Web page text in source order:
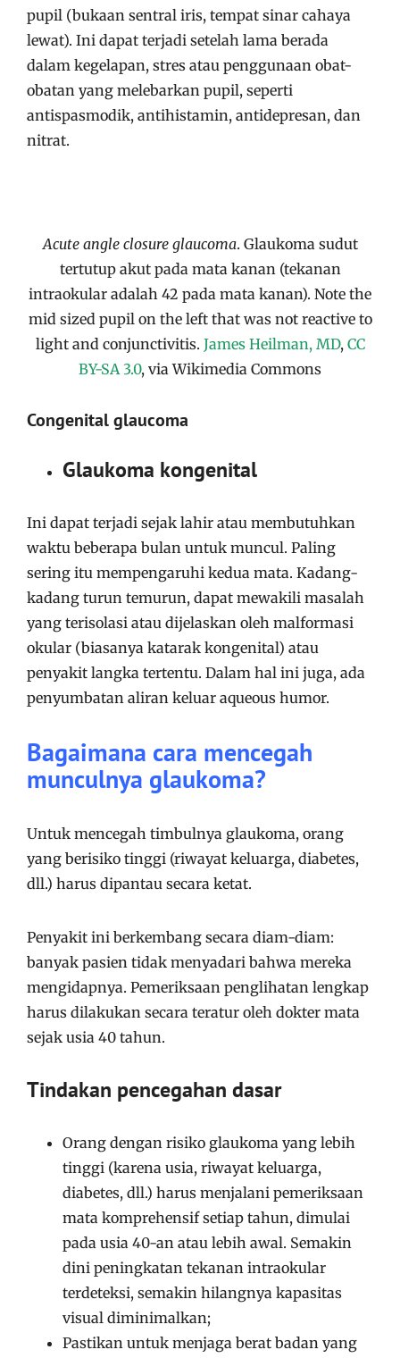
pupil (bukaan sentral iris, tempat sinar cahaya
lewat). Ini dapat terjadi setelah lama berada
dalam kegelapan, stres atau penggunaan obat-
obatan yang melebarkan pupil, seperti
antispasmodik, antihistamin, antidepresan, dan
nitrat.
Acute angle closure glaucoma. Glaukoma sudut
tertutup akut pada mata kanan (tekanan
intraokular adalah 42 pada mata kanan). Note the
mid sized pupil on the left that was not reactive to
light and conjunctivitis. James Heilman, MD, CC
BY-SA 3.0, via Wikimedia Commons
Congenital glaucoma
Glaukoma kongenital
Ini dapat terjadi sejak lahir atau membutuhkan
waktu beberapa bulan untuk muncul. Paling
sering itu mempengaruhi kedua mata. Kadang-
kadang turun temurun, dapat mewakili masalah
yang terisolasi atau dijelaskan oleh malformasi
okular (biasanya katarak kongenital) atau
penyakit langka tertentu. Dalam hal ini juga, ada
penyumbatan aliran keluar aqueous humor.
Bagaimana cara mencegah
munculnya glaukoma?
Untuk mencegah timbulnya glaukoma, orang
yang berisiko tinggi (riwayat keluarga, diabetes,
dll.) harus dipantau secara ketat.
Penyakit ini berkembang secara diam-diam:
banyak pasien tidak menyadari bahwa mereka
mengidapnya. Pemeriksaan penglihatan lengkap
harus dilakukan secara teratur oleh dokter mata
sejak usia 40 tahun.
Tindakan pencegahan dasar
Orang dengan risiko glaukoma yang lebih
tinggi (karena usia, riwayat keluarga,
diabetes, dll.) harus menjalani pemeriksaan
mata komprehensif setiap tahun, dimulai
pada usia 40-an atau lebih awal. Semakin
dini peningkatan tekanan intraokular
terdeteksi, semakin hilangnya kapasitas
visual diminimalkan;
Pastikan untuk menjaga berat badan yang